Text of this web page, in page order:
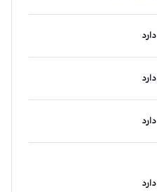
دارد
دارد
دارد
دارد